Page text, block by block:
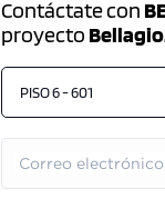
Contáctate con
proyecto
PISO 6 - 601
Correo electrónico